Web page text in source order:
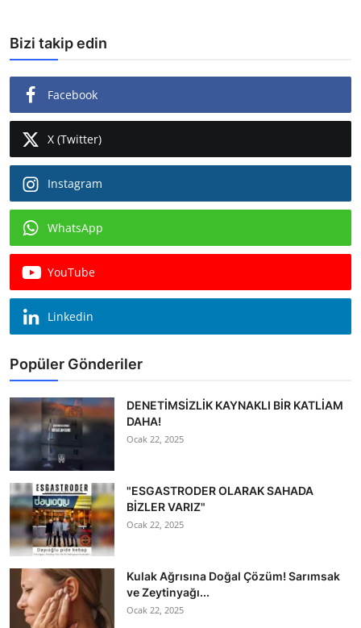
Bizi takip edin
Facebook
X (Twitter)
Instagram
WhatsApp
YouTube
Linkedin
Popüler Gönderiler
DENETİMSİZLİK KAYNAKLI BİR KATLİAM
DAHA!
Ocak 22, 2025
"ESGASTRODER OLARAK SAHADA
BİZLER VARIZ"
Ocak 22, 2025
Kulak Ağrısına Doğal Çözüm! Sarımsak
ve Zeytinyağı...
Ocak 22, 2025